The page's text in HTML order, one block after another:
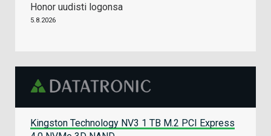
Honor uudisti logonsa
5.8.2026
Kingston Technology NV3 1 TB M.2 PCI Express